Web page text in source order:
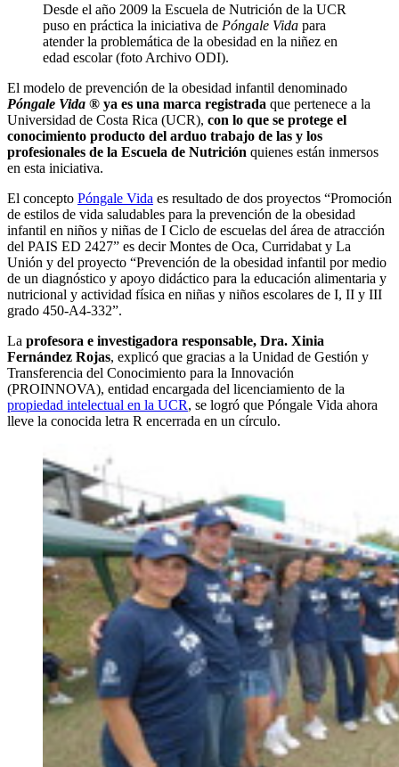
Desde el año 2009 la Escuela de Nutrición de la UCR
puso en práctica la iniciativa de Póngale Vida para
atender la problemática de la obesidad en la niñez en
edad escolar (foto Archivo ODI).
El modelo de prevención de la obesidad infantil denominado
Póngale Vida ® ya es una marca registrada que pertenece a la
Universidad de Costa Rica (UCR), con lo que se protege el
conocimiento producto del arduo trabajo de las y los
profesionales de la Escuela de Nutrición quienes están inmersos
en esta iniciativa.
El concepto Póngale Vida es resultado de dos proyectos “Promoción
de estilos de vida saludables para la prevención de la obesidad
infantil en niños y niñas de I Ciclo de escuelas del área de atracción
del PAIS ED 2427” es decir Montes de Oca, Curridabat y La
Unión y del proyecto “Prevención de la obesidad infantil por medio
de un diagnóstico y apoyo didáctico para la educación alimentaria y
nutricional y actividad física en niñas y niños escolares de I, II y III
grado 450-A4-332”.
La profesora e investigadora responsable, Dra. Xinia
Fernández Rojas, explicó que gracias a la Unidad de Gestión y
Transferencia del Conocimiento para la Innovación
(PROINNOVA), entidad encargada del licenciamiento de la
propiedad intelectual en la UCR, se logró que Póngale Vida ahora
lleve la conocida letra R encerrada en un círculo.